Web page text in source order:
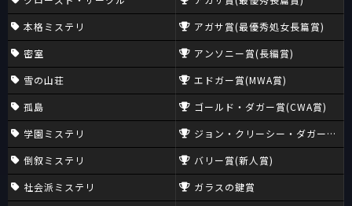
本格ミステリ
密室
雪の山荘
孤島
学園ミステリ
倒叙ミステリ
社会派ミステリ
アガサ賞(最優秀処女長篇賞)
アンソニー賞(長編賞)
エドガー賞(MWA賞)
ゴールド・ダガー賞(CWA賞)
ジョン・クリーシー・ダガー賞
バリー賞(新人賞)
ガラスの鍵賞